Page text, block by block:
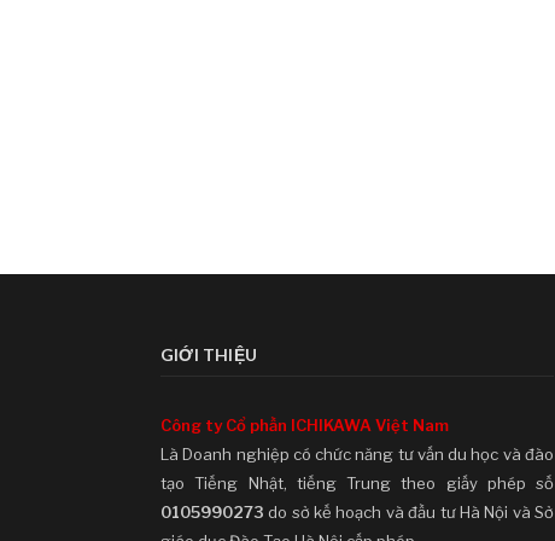
GIỚI THIỆU
Công ty Cổ phần ICHIKAWA Việt Nam
Là Doanh nghiệp có chức năng tư vấn du học và đào
tạo Tiếng Nhật, tiếng Trung theo giấy phép số
0105990273 do sở kế hoạch và đầu tư Hà Nội và Sở